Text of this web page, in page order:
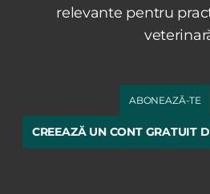
relevante pentru
ABONEAZĂ-TE
CREEAZĂ UN CONT GRATUIT